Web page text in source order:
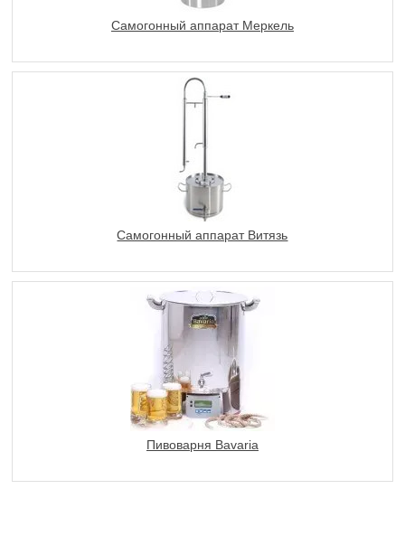
Самогонный аппарат Меркель
Самогонный аппарат Витязь
Пивоварня Bavaria